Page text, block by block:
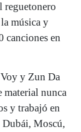
reguetonero
música y
canciones en
y Zun Da
material nunca
y trabajó en
Dubái, Moscú,